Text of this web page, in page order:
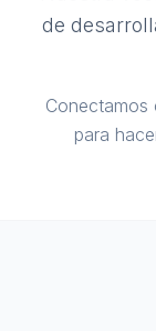
de
Conectamos
para